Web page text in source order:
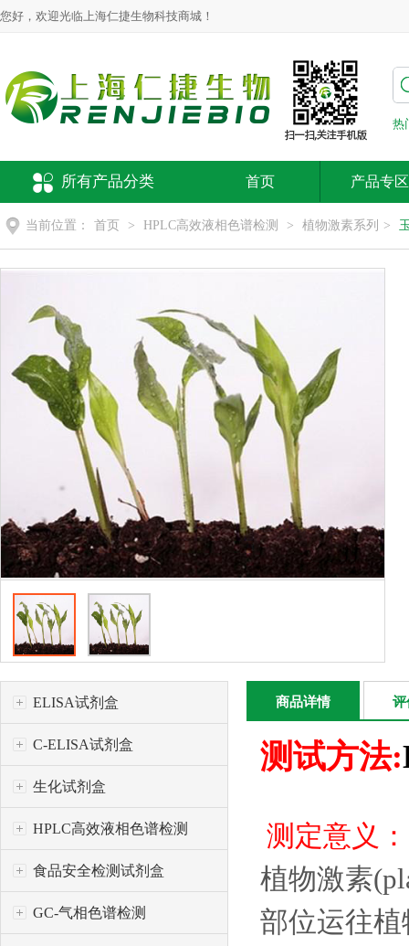
您好，欢迎光临上海仁捷生物科技商城！
热
所有产品分类 首页 产品专区
当前位置： 首页 > HPLC高效液相色谱检测 > 植物激素系列 >
ELISA试剂盒
C-ELISA试剂盒
生化试剂盒
HPLC高效液相色谱检测
食品安全检测试剂盒
GC-气相色谱检测
商品详情 评
测试方法:
测定意义：
植物激素
部位运往